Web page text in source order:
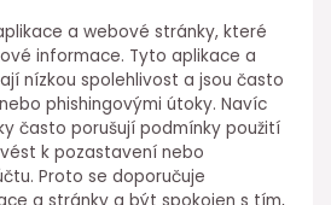
a webové stránky, které
informace. Tyto aplikace a
nízkou spolehlivost a jsou často
phishingovými útoky. Navíc
často porušují podmínky použití
k pozastavení nebo
Proto se doporučuje